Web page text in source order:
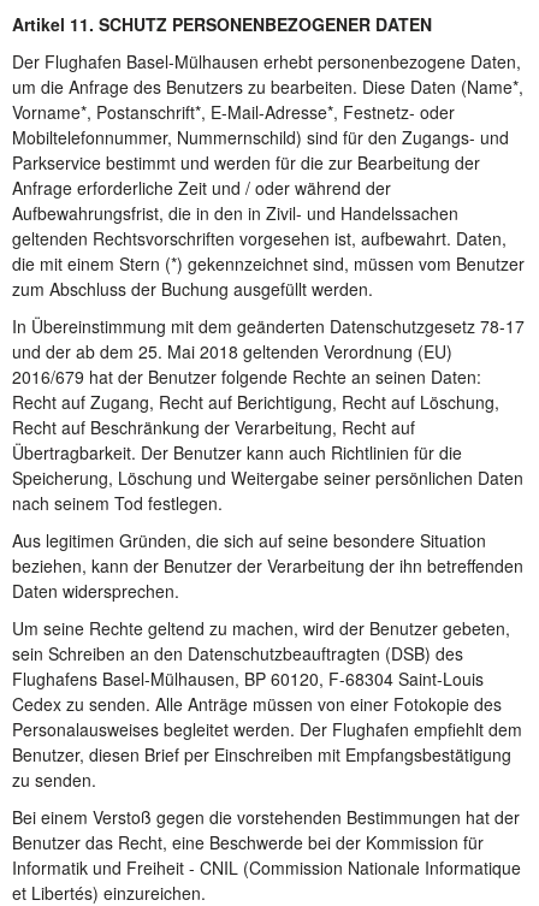
Artikel 11. SCHUTZ PERSONENBEZOGENER DATEN
Der Flughafen Basel-Mülhausen erhebt personenbezogene Daten,
um die Anfrage des Benutzers zu bearbeiten. Diese Daten (Name*,
Vorname*, Postanschrift*, E-Mail-Adresse*, Festnetz- oder
Mobiltelefonnummer, Nummernschild) sind für den Zugangs- und
Parkservice bestimmt und werden für die zur Bearbeitung der
Anfrage erforderliche Zeit und / oder während der
Aufbewahrungsfrist, die in den in Zivil- und Handelssachen
geltenden Rechtsvorschriften vorgesehen ist, aufbewahrt. Daten,
die mit einem Stern (*) gekennzeichnet sind, müssen vom Benutzer
zum Abschluss der Buchung ausgefüllt werden.
In Übereinstimmung mit dem geänderten Datenschutzgesetz 78-17
und der ab dem 25. Mai 2018 geltenden Verordnung (EU)
2016/679 hat der Benutzer folgende Rechte an seinen Daten:
Recht auf Zugang, Recht auf Berichtigung, Recht auf Löschung,
Recht auf Beschränkung der Verarbeitung, Recht auf
Übertragbarkeit. Der Benutzer kann auch Richtlinien für die
Speicherung, Löschung und Weitergabe seiner persönlichen Daten
nach seinem Tod festlegen.
Aus legitimen Gründen, die sich auf seine besondere Situation
beziehen, kann der Benutzer der Verarbeitung der ihn betreffenden
Daten widersprechen.
Um seine Rechte geltend zu machen, wird der Benutzer gebeten,
sein Schreiben an den Datenschutzbeauftragten (DSB) des
Flughafens Basel-Mülhausen, BP 60120, F-68304 Saint-Louis
Cedex zu senden. Alle Anträge müssen von einer Fotokopie des
Personalausweises begleitet werden. Der Flughafen empfiehlt dem
Benutzer, diesen Brief per Einschreiben mit Empfangsbestätigung
zu senden.
Bei einem Verstoß gegen die vorstehenden Bestimmungen hat der
Benutzer das Recht, eine Beschwerde bei der Kommission für
Informatik und Freiheit - CNIL (Commission Nationale Informatique
et Libertés) einzureichen.